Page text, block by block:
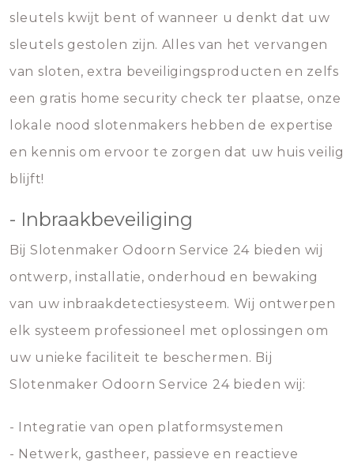
sleutels kwijt bent of wanneer u denkt dat uw
sleutels gestolen zijn. Alles van het vervangen
van sloten, extra beveiligingsproducten en zelfs
een gratis home security check ter plaatse, onze
lokale nood slotenmakers hebben de expertise
en kennis om ervoor te zorgen dat uw huis veilig
blijft!
- Inbraakbeveiliging
Bij Slotenmaker Odoorn Service 24 bieden wij
ontwerp, installatie, onderhoud en bewaking
van uw inbraakdetectiesysteem. Wij ontwerpen
elk systeem professioneel met oplossingen om
uw unieke faciliteit te beschermen. Bij
Slotenmaker Odoorn Service 24 bieden wij:
- Integratie van open platformsystemen
- Netwerk, gastheer, passieve en reactieve